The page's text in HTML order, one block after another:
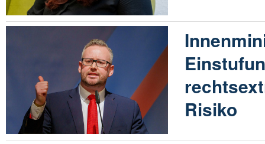
Risiko